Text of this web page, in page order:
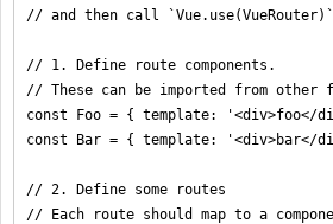
// and then call
// 1. Define route components.
// These can be imported from other
const Foo = { template: '<div>foo</
const Bar = { template: '<div>bar</
// 2. Define some routes
// Each route should map to a